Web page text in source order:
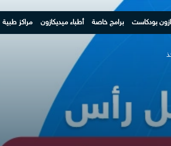
بودكاست برامج خاصة أطباء ميديكازون مراكز طبية